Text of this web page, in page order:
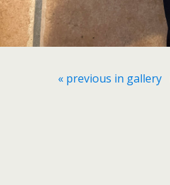
« previous in gallery